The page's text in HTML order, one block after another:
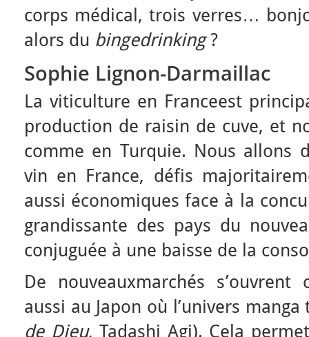
corps médical, trois verres…
alors du bingedrinking?
Sophie Lignon-Darmaillac
La viticulture en Franceest
production de raisin de cuve, et
comme en Turquie. Nous allons
vin en France, défis
aussi économiques face à la
grandissante des pays du
conjuguée à une baisse de la
De nouveauxmarchés
aussi au Japon où l’univers
de Dieu, Tadashi Agi). Cela